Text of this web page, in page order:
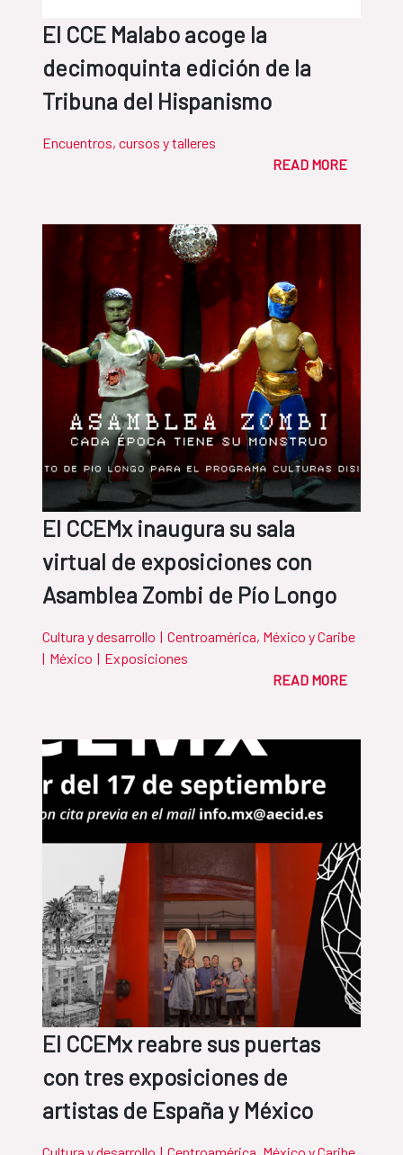
El CCE Malabo acoge la
decimoquinta edición de la
Tribuna del Hispanismo
Encuentros, cursos y talleres
READ MORE
El CCEMx inaugura su sala
virtual de exposiciones con
Asamblea Zombi de Pío Longo
Cultura y desarrollo | Centroamérica, México y Caribe
| México | Exposiciones
READ MORE
El CCEMx reabre sus puertas
con tres exposiciones de
artistas de España y México